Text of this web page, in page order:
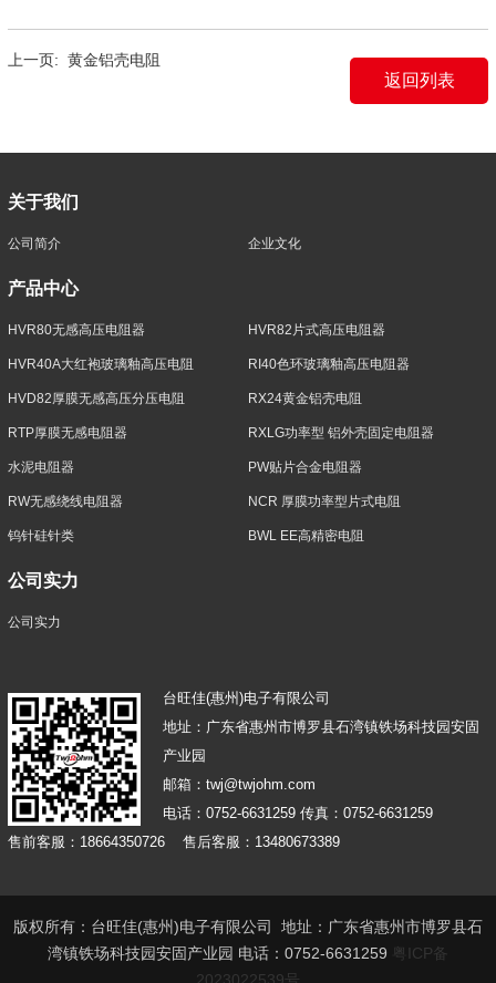
返回列表
上一页: 黄金铝壳电阻
关于我们
公司简介 企业文化
产品中心
HVR80无感高压电阻器 HVR82片式高压电阻器
HVR40A大红袍玻璃釉高压电阻 RI40色环玻璃釉高压电阻器
HVD82厚膜无感高压分压电阻 RX24黄金铝壳电阻
RTP厚膜无感电阻器 RXLG功率型 铝外壳固定电阻器
水泥电阻器 PW贴片合金电阻器
RW无感绕线电阻器 NCR 厚膜功率型片式电阻
钨针硅针类 BWL EE高精密电阻
公司实力
公司实力
台旺佳(惠州)电子有限公司
地址：广东省惠州市博罗县石湾镇铁场科技园安固
产业园
邮箱：twj@twjohm.com
电话：0752-6631259 传真：0752-6631259
售前客服：18664350726 售后客服：13480673389
版权所有：台旺佳(惠州)电子有限公司 地址：广东省惠州市博罗县石
湾镇铁场科技园安固产业园 电话：0752-6631259
粤ICP备